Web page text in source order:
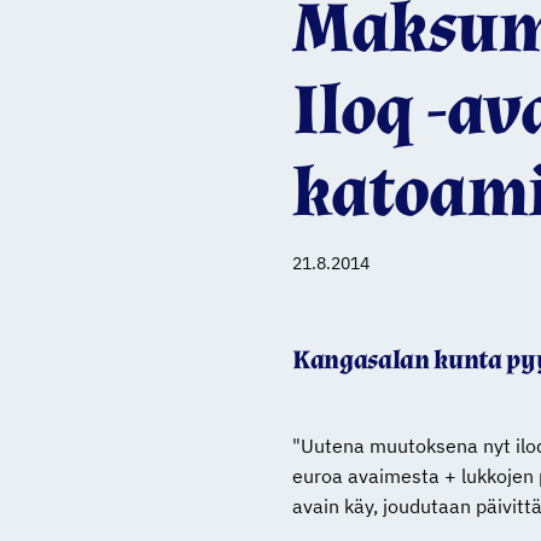
Iloq -
21.8.2014
Kangasalan kunta
"Uutena muutoksena nyt
euroa avaimesta +
avain käy, joudutaan